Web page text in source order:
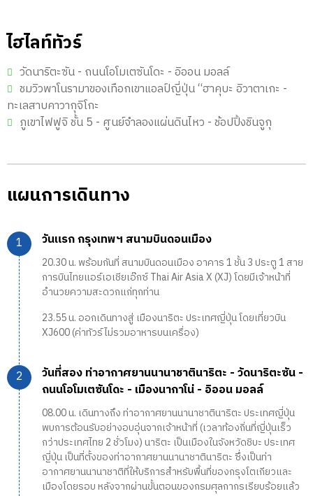
ไฮไลท์ทัวร์
วัดนาริตะซัน - ถนนโอโมเตซันโดะ - อิออน มอลล์
ชมวิวพาโนรามาของเทือกเขาแอลป์ญี่ปุ่น “ฮาคุบะ อิวาตาเกะ -
ทะเลสาบคาวากุจิโกะ
ภูเขาไฟฟูจิ ชั้น 5 - ศูนย์จำลองแผ่นดินไหว - ช้อปปิ้งชินจูกุ
แผนการเดินทาง
วันแรก กรุงเทพฯ สนามบินดอนเมือง
20.30 น. พร้อมกันที่ สนามบินดอนเมือง อาคาร 1 ชั้น 3 ประตู 1 สาย
การบินไทยแอร์เอเชียเอ๊กซ์ Thai Air Asia X (XJ) โดยมีเจ้าหน้าที่
อำนวยความสะดวกแก่ทุกท่าน
23.55 น. ออกเดินทางสู่ เมืองนาริตะ ประเทศญี่ปุ่น โดยเที่ยวบิน
XJ600 (ค่าทัวร์ไม่รวมอาหารบนเครื่อง)
วันที่สอง ท่าอากาศยานนานาชาตินาริตะ - วัดนาริตะซัน -
ถนนโอโมเตซันโดะ - เมืองนากาโน่ - อิออน มอลล์
08.00 น. เดินทางถึง ท่าอากาศยานนานาชาตินาริตะ ประเทศญี่ปุ่น
พบการต้อนรับอย่างอบอุ่นจากเจ้าหน้าที่ (เวลาท้องถิ่นที่ญี่ปุ่นเร็ว
กว่าประเทศไทย 2 ชั่วโมง) นาริตะ เป็นเมืองในจังหวัดชิบะ ประเทศ
ญี่ปุ่น เป็นที่ตั้งของท่าอากาศยานนานาชาตินาริตะ ซึ่งเป็นท่า
อากาศยานนานาชาติที่ให้บริการสำหรับพื้นที่ของกรุงโตเกียวและ
เมืองโดยรอบ หลังจากผ่านขั้นตอนของกรมศุลกากรเรียบร้อยแล้ว